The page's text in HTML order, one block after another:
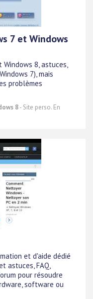
7 et Windows
8, astuces,
7), mais
problèmes
8- Site perso. En
et d'aide dédié
astuces, FAQ,
pour résoudre
software ou